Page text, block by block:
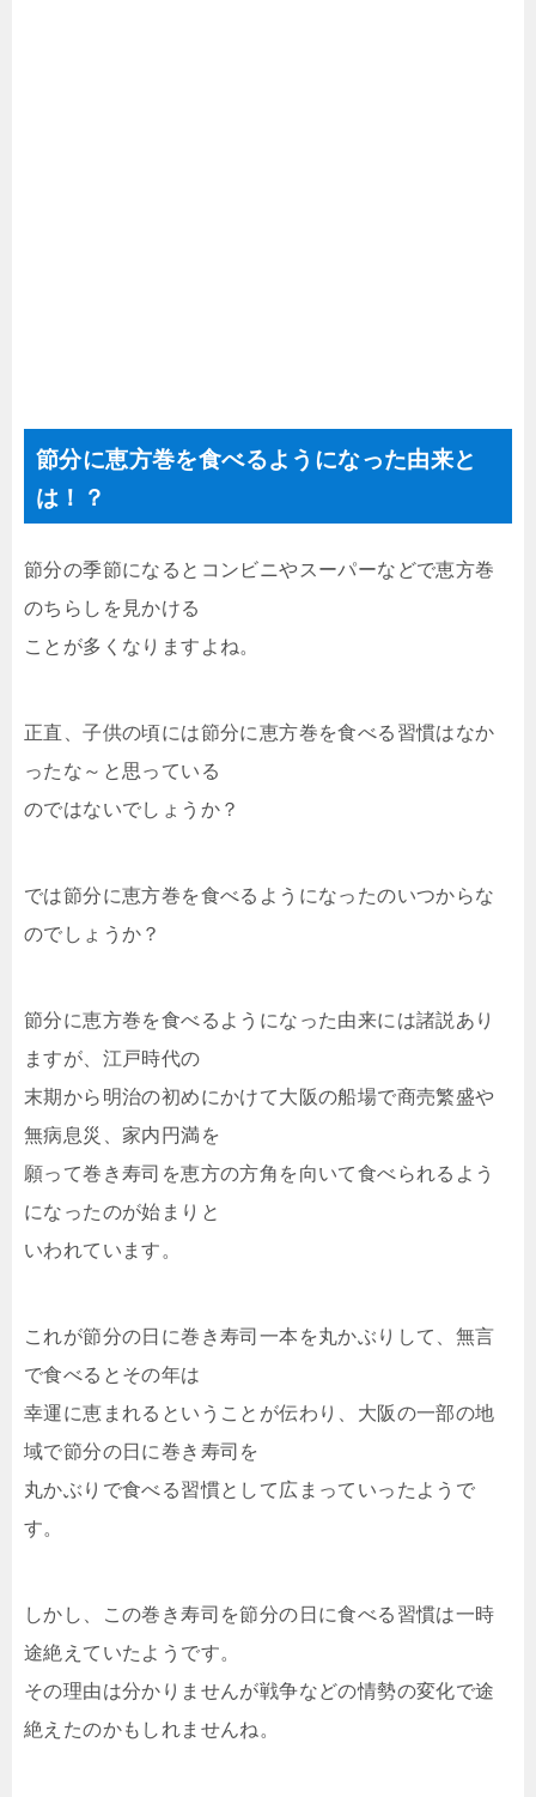
節分に恵方巻を食べるようになった由来と
は！？
節分の季節になるとコンビニやスーパーなどで恵方巻
のちらしを見かける
ことが多くなりますよね。
正直、子供の頃には節分に恵方巻を食べる習慣はなか
ったな～と思っている
のではないでしょうか？
では節分に恵方巻を食べるようになったのいつからな
のでしょうか？
節分に恵方巻を食べるようになった由来には諸説あり
ますが、江戸時代の
末期から明治の初めにかけて大阪の船場で商売繁盛や
無病息災、家内円満を
願って巻き寿司を恵方の方角を向いて食べられるよう
になったのが始まりと
いわれています。
これが節分の日に巻き寿司一本を丸かぶりして、無言
で食べるとその年は
幸運に恵まれるということが伝わり、大阪の一部の地
域で節分の日に巻き寿司を
丸かぶりで食べる習慣として広まっていったようで
す。
しかし、この巻き寿司を節分の日に食べる習慣は一時
途絶えていたようです。
その理由は分かりませんが戦争などの情勢の変化で途
絶えたのかもしれませんね。